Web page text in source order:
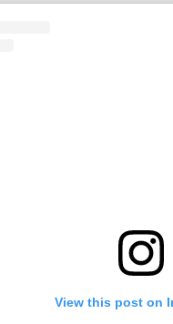
View this post on